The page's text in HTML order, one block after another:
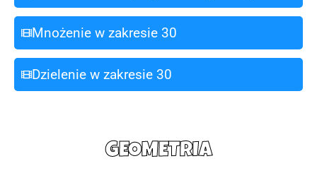
Mnożenie w zakresie 30
Dzielenie w zakresie 30
GEOMETRIA